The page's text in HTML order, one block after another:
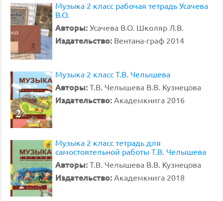
Музыка 2 класс рабочая тетрадь Усачева
В.О.
Авторы: Усачева В.О. Школяр Л.В.
Издательство: Вентана-граф 2014
Музыка 2 класс Т.В. Челышева
Авторы: Т.В. Челышева В.В. Кузнецова
Издательство: Академкнига 2016
Музыка 2 класс тетрадь для
самостоятельной работы Т.В. Челышева
Авторы: Т.В. Челышева В.В. Кузнецова
Издательство: Академкнига 2018